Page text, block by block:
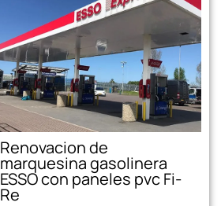
Renovacion de
marquesina gasolinera
ESSO con paneles pvc Fi-
Re